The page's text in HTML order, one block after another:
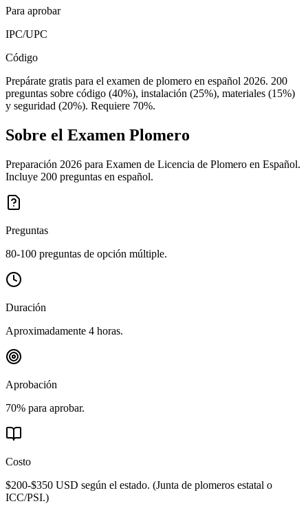
Para aprobar
IPC/UPC
Código
Prepárate gratis para el examen de plomero en español 2026. 200
preguntas sobre código (40%), instalación (25%), materiales (15%)
y seguridad (20%). Requiere 70%.
Sobre el Examen Plomero
Preparación 2026 para Examen de Licencia de Plomero en Español.
Incluye 200 preguntas en español.
Preguntas
80-100 preguntas de opción múltiple.
Duración
Aproximadamente 4 horas.
Aprobación
70% para aprobar.
Costo
$200-$350 USD según el estado. (Junta de plomeros estatal o
ICC/PSI.)